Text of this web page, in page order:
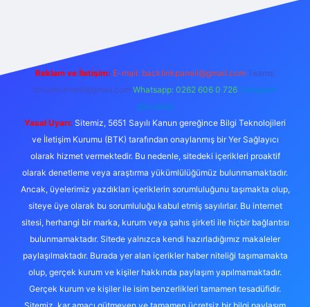
Reklam ve İletişim: E-mail: backlinkpaneli@gmail.com Teams:
forumhizmeti@gmail.com Whatsapp: 0262 606 0 726 Telegram:
@karabul
Yasal Uyarı: Sitemiz, 5651 Sayılı Kanun gereğince Bilgi Teknolojileri
ve İletişim Kurumu (BTK) tarafından onaylanmış bir Yer Sağlayıcı
olarak hizmet vermektedir. Bu nedenle, sitedeki içerikleri proaktif
olarak denetleme veya araştırma yükümlülüğümüz bulunmamaktadır.
Ancak, üyelerimiz yazdıkları içeriklerin sorumluluğunu taşımakta olup,
siteye üye olarak bu sorumluluğu kabul etmiş sayılırlar. Bu internet
sitesi, herhangi bir marka, kurum veya şahıs şirketi ile hiçbir bağlantısı
bulunmamaktadır. Sitede yalnızca kendi hazırladığımız makaleler
paylaşılmaktadır. Burada yer alan içerikler haber niteliği taşımamakta
olup, gerçek kurum ve kişiler hakkında paylaşım yapılmamaktadır.
Gerçek kurum ve kişiler ile isim benzerlikleri tamamen tesadüfidir.